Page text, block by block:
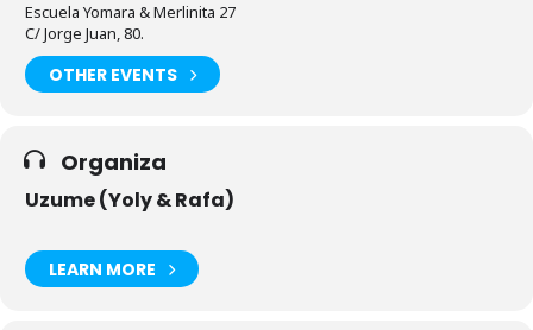
Escuela Yomara & Merlinita 27
C/ Jorge Juan, 80.
OTHER EVENTS
Organiza
Uzume (Yoly & Rafa)
LEARN MORE